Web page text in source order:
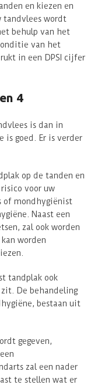
en kiezen en
tandvlees wordt
behulp van het
van het
in een DPSI cijfer
4
is dan in
is goed. Er is verder
op de tanden en
voor uw
of mondhygiënist
Naast een
zal ook worden
worden
tandplak ook
De behandeling
bestaan uit
gegeven,
zal een nader
te stellen wat er